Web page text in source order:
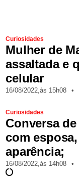
Curiosidades
Mulher de
assaltada e
celular
16/08/2022,às 15h08 •
Curiosidades
Conversa
com
aparência;
16/08/2022,às 14h08 •